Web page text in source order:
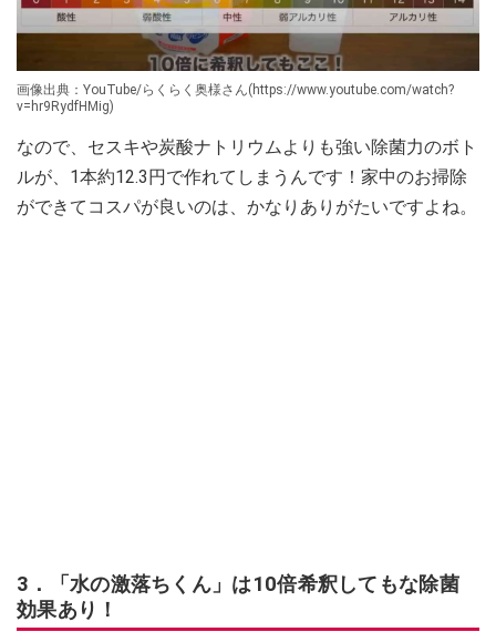
画像出典：YouTube/らくらく奥様さん(https://www.youtube.com/watch?
v=hr9RydfHMig)
なので、セスキや炭酸ナトリウムよりも強い除菌力のボト
ルが、1本約12.3円で作れてしまうんです！家中のお掃除
ができてコスパが良いのは、かなりありがたいですよね。
3．「水の激落ちくん」は10倍希釈してもな除菌
効果あり！